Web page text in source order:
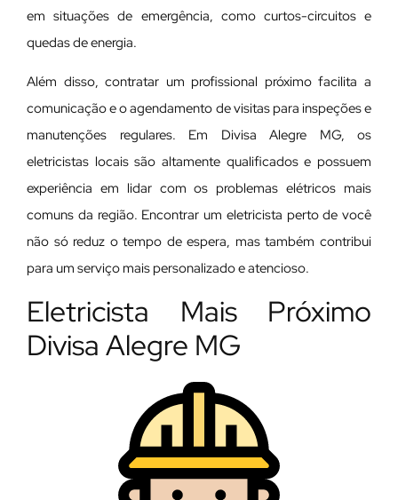
em situações de emergência, como curtos-circuitos e
quedas de energia.
Além disso, contratar um profissional próximo facilita a
comunicação e o agendamento de visitas para inspeções e
manutenções regulares. Em Divisa Alegre MG, os
eletricistas locais são altamente qualificados e possuem
experiência em lidar com os problemas elétricos mais
comuns da região. Encontrar um eletricista perto de você
não só reduz o tempo de espera, mas também contribui
para um serviço mais personalizado e atencioso.
Eletricista Mais Próximo
Divisa Alegre MG